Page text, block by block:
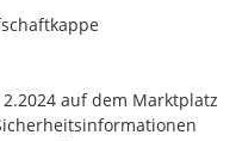
auf dem Marktplatz